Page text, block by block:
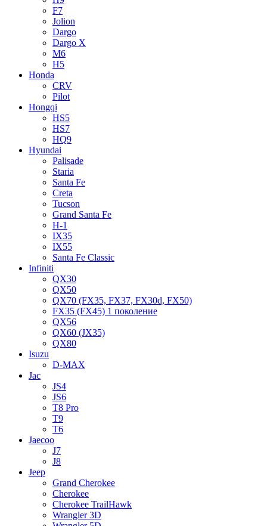
F7
Jolion
Dargo
Dargo X
M6
H5
Honda
CRV
Pilot
Hongqi
HS5
HS7
HQ9
Hyundai
Palisade
Staria
Santa Fe
Creta
Tucson
Grand Santa Fe
H-1
IX35
IX55
Santa Fe Classic
Infiniti
QX30
QX50
QX70 (FX35, FX37, FX30d, FX50)
FX35 (FX45) 1 поколение
QX56
QX60 (JX35)
QX80
Isuzu
D-MAX
Jac
JS4
JS6
T8 Pro
T9
T6
Jaecoo
J7
J8
Jeep
Grand Cherokee
Cherokee
Cherokee TrailHawk
Wrangler 3D